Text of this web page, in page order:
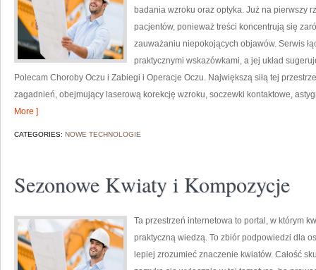
badania wzroku oraz optyka. Już na pierwszy
pacjentów, ponieważ treści koncentrują się
zauważaniu niepokojących objawów. Serwis
praktycznymi wskazówkami, a jej układ
Polecam Choroby Oczu i Zabiegi i Operacje Oczu. Największą siłą tej
zagadnień, obejmujący laserową korekcję wzroku, soczewki kontaktowe,
More ]
CATEGORIES: NOWE TECHNOLOGIE
Sezonowe Kwiaty i Kompozycje
Ta przestrzeń internetowa to portal, w którym
praktyczną wiedzą. To zbiór podpowiedzi dla
lepiej zrozumieć znaczenie kwiatów. Całość